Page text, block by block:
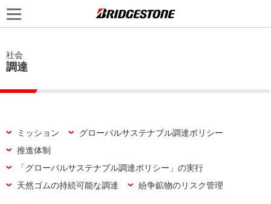
社会
調達
ミッション
グローバルサステナブル調達ポリシー
推進体制
「グローバルサステナブル調達ポリシー」の実行
天然ゴムの持続可能な調達
紛争鉱物のリスク管理